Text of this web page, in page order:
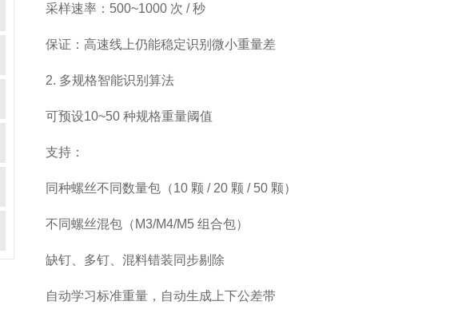
采样速率：500~1000 次 / 秒
保证：高速线上仍能稳定识别微小重量差
2. 多规格智能识别算法
可预设10~50 种规格重量阈值
支持：
同种螺丝不同数量包（10 颗 / 20 颗 / 50 颗）
不同螺丝混包（M3/M4/M5 组合包）
缺钉、多钉、混料错装同步剔除
自动学习标准重量，自动生成上下公差带